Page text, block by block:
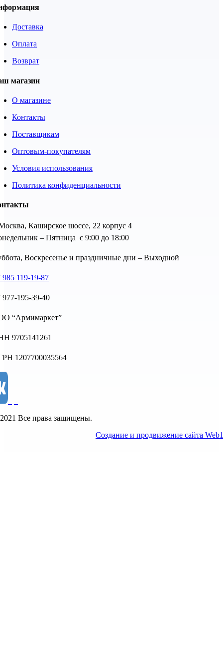
Доставка
Оплата
Возврат
магазин
О магазине
Контакты
Поставщикам
Оптовым-покупателям
Условия использования
Политика конфиденциальности
Каширское шоссе, 22 корпус 4
– Пятница с 9:00 до 18:00
Воскресенье и праздничные дни – Выходной
985 119-19-87
977-195-39-40
“Армимаркет”
9705141261
1207700035564
Все права защищены.
Создание и продвижение сайта